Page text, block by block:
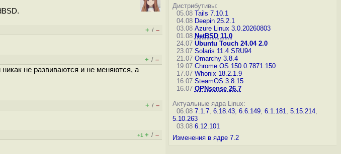
+ / –
+ / –
не развиваются и не меняются, а
+ / –
+1 + / –
Дистрибутивы:
05.08 Tails 7.10.1
04.08 Deepin 25.2.1
03.08 Azure Linux 3.0.20260803
01.08 NetBSD 11.0
24.07 Ubuntu Touch 24.04 2.0
23.07 Solaris 11.4 SRU94
21.07 Omarchy 3.8.4
19.07 Chrome OS 150.0.7871.150
17.07 Whonix 18.2.1.9
16.07 SteamOS 3.8.15
16.07 OPNsense 26.7
Актуальные ядра Linux:
06.08 7.1.7, 6.18.43, 6.6.149, 6.1.181, 5.15.214,
5.10.263
03.08 6.12.101
Изменения в ядре 7.2